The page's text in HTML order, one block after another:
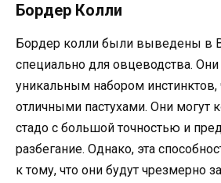
Бордер Колли
Бордер колли были выведены в
специально для овцеводства.
уникальным набором инстинктов,
отличными пастухами. Они могут
стадо с большой точностью и
разбегание. Однако, эта
к тому, что они будут чрезмерно